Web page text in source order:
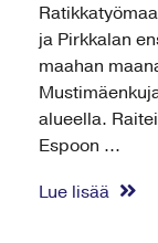
ja Pirkkalan
maahan
alueella.
Espoon ...
Lue lisää